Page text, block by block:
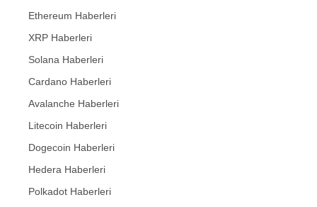
Ethereum Haberleri
XRP Haberleri
Solana Haberleri
Cardano Haberleri
Avalanche Haberleri
Litecoin Haberleri
Dogecoin Haberleri
Hedera Haberleri
Polkadot Haberleri